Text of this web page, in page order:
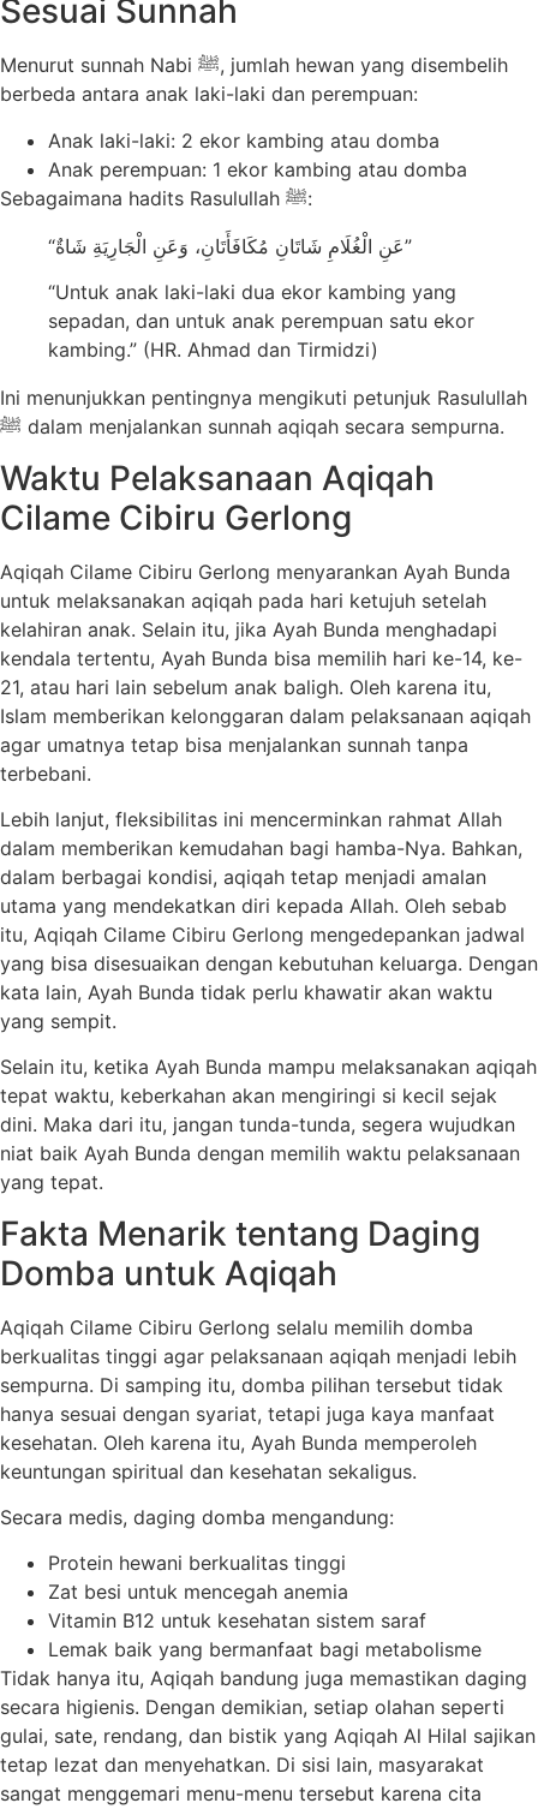
Sesuai Sunnah
Menurut sunnah Nabi ﷺ, jumlah hewan yang disembelih
berbeda antara anak laki-laki dan perempuan:
Anak laki-laki: 2 ekor kambing atau domba
Anak perempuan: 1 ekor kambing atau domba
Sebagaimana hadits Rasulullah ﷺ:
“عَنِ الْغُلَامِ شَاتَانِ مُكَافَأَتَانِ، وَعَنِ الْجَارِيَةِ شَاةٌ”
“Untuk anak laki-laki dua ekor kambing yang
sepadan, dan untuk anak perempuan satu ekor
kambing.” (HR. Ahmad dan Tirmidzi)
Ini menunjukkan pentingnya mengikuti petunjuk Rasulullah
ﷺ dalam menjalankan sunnah aqiqah secara sempurna.
Waktu Pelaksanaan Aqiqah
Cilame Cibiru Gerlong
Aqiqah Cilame Cibiru Gerlong menyarankan Ayah Bunda
untuk melaksanakan aqiqah pada hari ketujuh setelah
kelahiran anak. Selain itu, jika Ayah Bunda menghadapi
kendala tertentu, Ayah Bunda bisa memilih hari ke-14, ke-
21, atau hari lain sebelum anak baligh. Oleh karena itu,
Islam memberikan kelonggaran dalam pelaksanaan aqiqah
agar umatnya tetap bisa menjalankan sunnah tanpa
terbebani.
Lebih lanjut, fleksibilitas ini mencerminkan rahmat Allah
dalam memberikan kemudahan bagi hamba-Nya. Bahkan,
dalam berbagai kondisi, aqiqah tetap menjadi amalan
utama yang mendekatkan diri kepada Allah. Oleh sebab
itu, Aqiqah Cilame Cibiru Gerlong mengedepankan jadwal
yang bisa disesuaikan dengan kebutuhan keluarga. Dengan
kata lain, Ayah Bunda tidak perlu khawatir akan waktu
yang sempit.
Selain itu, ketika Ayah Bunda mampu melaksanakan aqiqah
tepat waktu, keberkahan akan mengiringi si kecil sejak
dini. Maka dari itu, jangan tunda-tunda, segera wujudkan
niat baik Ayah Bunda dengan memilih waktu pelaksanaan
yang tepat.
Fakta Menarik tentang Daging
Domba untuk Aqiqah
Aqiqah Cilame Cibiru Gerlong selalu memilih domba
berkualitas tinggi agar pelaksanaan aqiqah menjadi lebih
sempurna. Di samping itu, domba pilihan tersebut tidak
hanya sesuai dengan syariat, tetapi juga kaya manfaat
kesehatan. Oleh karena itu, Ayah Bunda memperoleh
keuntungan spiritual dan kesehatan sekaligus.
Secara medis, daging domba mengandung:
Protein hewani berkualitas tinggi
Zat besi untuk mencegah anemia
Vitamin B12 untuk kesehatan sistem saraf
Lemak baik yang bermanfaat bagi metabolisme
Tidak hanya itu, Aqiqah bandung juga memastikan daging
secara higienis. Dengan demikian, setiap olahan seperti
gulai, sate, rendang, dan bistik yang Aqiqah Al Hilal sajikan
tetap lezat dan menyehatkan. Di sisi lain, masyarakat
sangat menggemari menu-menu tersebut karena cita